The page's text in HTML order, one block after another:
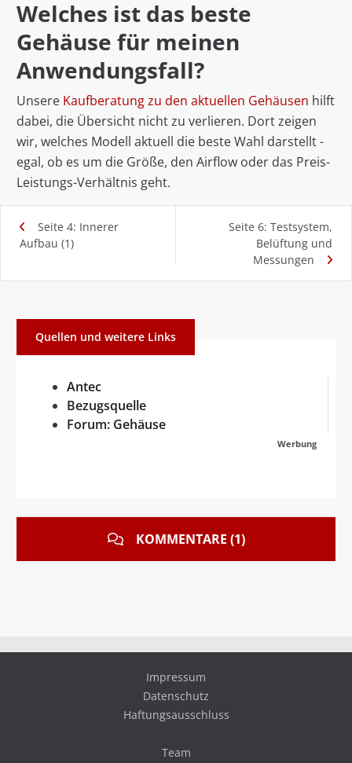
Welches ist das beste
Gehäuse für meinen
Anwendungsfall?
Unsere Kaufberatung zu den aktuellen Gehäusen hilft
dabei, die Übersicht nicht zu verlieren. Dort zeigen
wir, welches Modell aktuell die beste Wahl darstellt -
egal, ob es um die Größe, den Airflow oder das Preis-
Leistungs-Verhältnis geht.
Seite 4: Innerer
Aufbau (1)
Seite 6: Testsystem,
Belüftung und
Messungen
Quellen und weitere Links
Antec
Bezugsquelle
Forum: Gehäuse
Werbung
KOMMENTARE (1)
Impressum
Datenschutz
Haftungsausschluss
Team